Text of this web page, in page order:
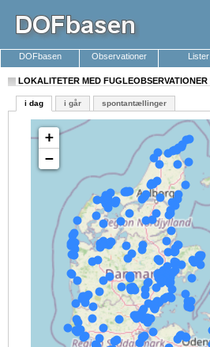
DOFbasen Observationer Lister
LOKALITETER MED FUGLEOBSERVATIONER
i dag i går spontantællinger
+
−